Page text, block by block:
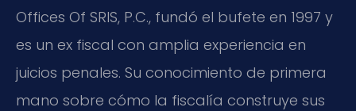
Offices Of SRIS, P.C., fundó el bufete en 1997 y
es un ex fiscal con amplia experiencia en
juicios penales. Su conocimiento de primera
mano sobre cómo la fiscalía construye sus